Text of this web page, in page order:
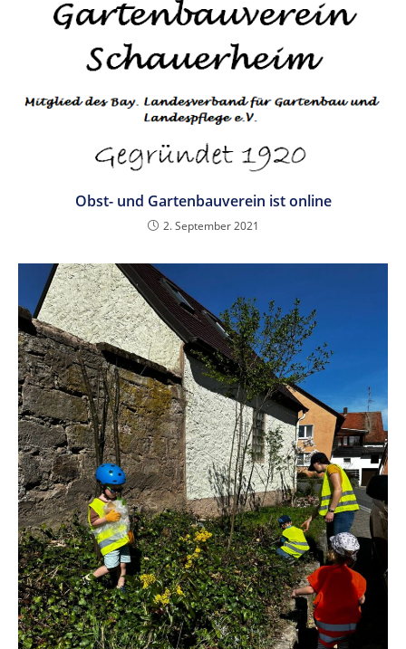
Obst- und Gartenbauverein ist online
2. September 2021